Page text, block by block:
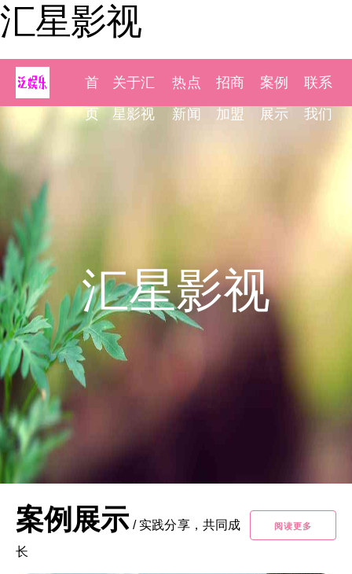
汇星影视
首
页
关于汇
星影视
热点
新闻
招商
加盟
案例
展示
联系
我们
汇星影视
案例展示 / 实践分享，共同成
长
阅读更多